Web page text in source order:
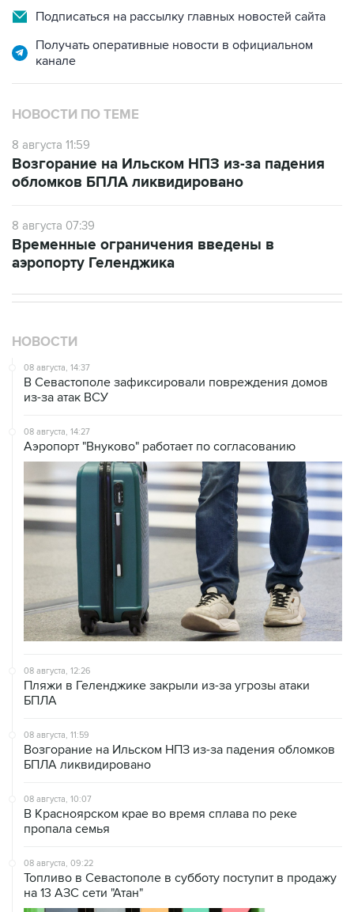
Подписаться на рассылку главных новостей сайта
Получать оперативные новости в официальном
канале
НОВОСТИ ПО ТЕМЕ
8 августа 11:59
Возгорание на Ильском НПЗ из-за падения
обломков БПЛА ликвидировано
8 августа 07:39
Временные ограничения введены в
аэропорту Геленджика
НОВОСТИ
08 августа, 14:37
В Севастополе зафиксировали повреждения домов
из-за атак ВСУ
08 августа, 14:27
Аэропорт "Внуково" работает по согласованию
08 августа, 12:26
Пляжи в Геленджике закрыли из-за угрозы атаки
БПЛА
08 августа, 11:59
Возгорание на Ильском НПЗ из-за падения обломков
БПЛА ликвидировано
08 августа, 10:07
В Красноярском крае во время сплава по реке
пропала семья
08 августа, 09:22
Топливо в Севастополе в субботу поступит в продажу
на 13 АЗС сети "Атан"